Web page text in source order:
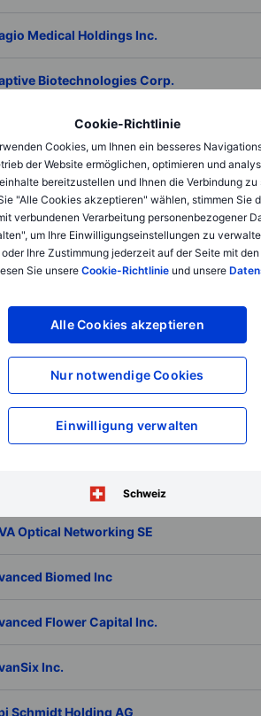
Cookie-Richtlinie
Cookies, um Ihnen ein besseres
der Website ermöglichen, optimieren und
bereitzustellen und Ihnen die Verbindung
"Alle Cookies akzeptieren" wählen, stimmen Sie
verbundenen Verarbeitung personenbezogener
um Ihre Einwilligungseinstellungen zu
Ihre Zustimmung jederzeit auf der Seite mit
Sie unsere Cookie-Richtlinieund unsere
Alle Cookies akzeptieren
Nur notwendige Cookies
Einwilligung verwalten
Schweiz
Medical Holdings Inc.
Biotechnologies Corp.
Pharmaceuticals SA
Group AB ser. B
Group Inc.
K AG
Bio Inc.
Group Plc
Dominguez SA
Optical Networking SE
Biomed Inc
Flower Capital Inc.
Inc.
Schmidt Holding AG